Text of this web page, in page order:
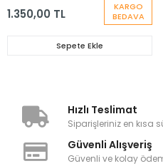
KARGO
BEDAVA
1.350,00 TL
Sepete Ekle
Hızlı Teslimat
Siparişleriniz en kısa
Güvenli Alışveriş
Güvenli ve kolay